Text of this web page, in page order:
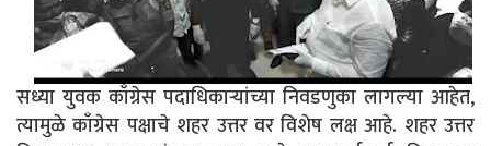
सध्या युवक काँग्रेस पदाधिकाऱ्यांच्या निवडणुका लागल्या आहेत,
त्यामुळे काँग्रेस पक्षाचे शहर उत्तर वर विशेष लक्ष आहे. शहर उत्तर